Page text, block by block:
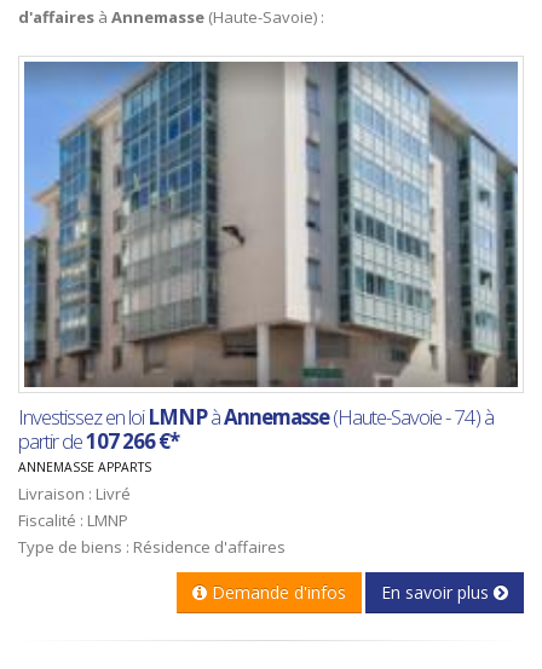
d'affaires à Annemasse (Haute-Savoie) :
Investissez en loiLMNPàAnnemasse(Haute-Savoie - 74) à
partir de107 266 €*
ANNEMASSE APPARTS
Livraison : Livré
Fiscalité : LMNP
Type de biens : Résidence d'affaires
Demande d'infos En savoir plus